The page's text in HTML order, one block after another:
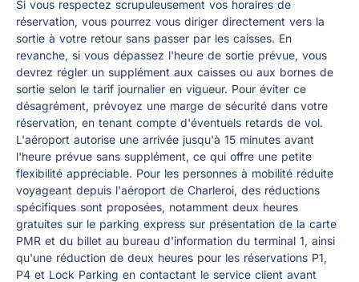
Si vous respectez scrupuleusement vos horaires de
réservation, vous pourrez vous diriger directement vers la
sortie à votre retour sans passer par les caisses. En
revanche, si vous dépassez l'heure de sortie prévue, vous
devrez régler un supplément aux caisses ou aux bornes de
sortie selon le tarif journalier en vigueur. Pour éviter ce
désagrément, prévoyez une marge de sécurité dans votre
réservation, en tenant compte d'éventuels retards de vol.
L'aéroport autorise une arrivée jusqu'à 15 minutes avant
l'heure prévue sans supplément, ce qui offre une petite
flexibilité appréciable. Pour les personnes à mobilité réduite
voyageant depuis l'aéroport de Charleroi, des réductions
spécifiques sont proposées, notamment deux heures
gratuites sur le parking express sur présentation de la carte
PMR et du billet au bureau d'information du terminal 1, ainsi
qu'une réduction de deux heures pour les réservations P1,
P4 et Lock Parking en contactant le service client avant